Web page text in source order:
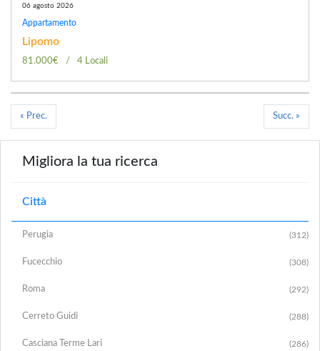
06 agosto 2026
Appartamento
Lipomo
81.000€ 4 Locali
« Prec. Succ. »
Migliora la tua ricerca
Città
Perugia (312)
Fucecchio (308)
Roma (292)
Cerreto Guidi (288)
Casciana Terme Lari (286)